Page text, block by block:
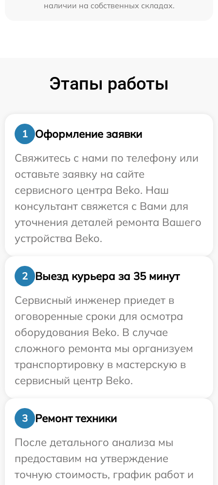
наличии на собственных складах.
Этапы работы
1
Оформление заявки
Свяжитесь с нами по телефону или
оставьте заявку на сайте
сервисного центра Beko. Наш
консультант свяжется с Вами для
уточнения деталей ремонта Вашего
устройства Beko.
2
Выезд курьера за 35 минут
Сервисный инженер приедет в
оговоренные сроки для осмотра
оборудования Beko. В случае
сложного ремонта мы организуем
транспортировку в мастерскую в
сервисный центр Beko.
3
Ремонт техники
После детального анализа мы
предоставим на утверждение
точную стоимость, график работ и